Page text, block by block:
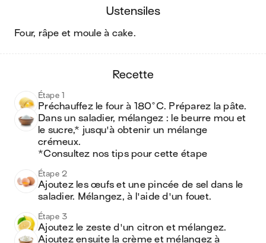
ustensiles
four, râpe et moule à cake.
recette
Étape 1
Préchauffez le four à 180°C. Préparez la pâte.
Dans un saladier, mélangez : le beurre mou et
le sucre,* jusqu'à obtenir un mélange
crémeux.
*Consultez nos tips pour cette étape
Étape 2
Ajoutez les œufs et une pincée de sel dans le
saladier. Mélangez, à l'aide d'un fouet.
Étape 3
Ajoutez le zeste d'un citron et mélangez.
Ajoutez ensuite la crème et mélangez à